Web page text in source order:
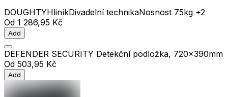
DOUGHTYHliníkDivadelní technikaNosnost 75kg +2
Od 1 286,95 Kč
Add
DEFENDER SECURITY Detekční podložka, 720x390mm
Od 503,95 Kč
Add